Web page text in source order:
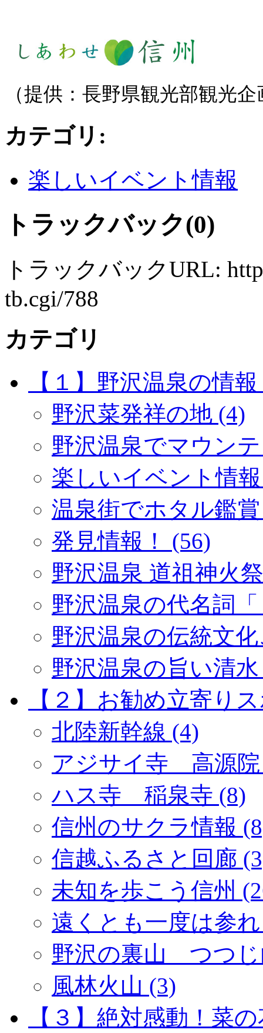
（提供：長野県観光部観光
カテゴリ :
楽しいイベント情報
トラックバック(0)
トラックバックURL:
tb.cgi/788
カテゴリ
【１】野沢温泉の情
野沢菜発祥の地 (4)
野沢温泉でマウン
楽しいイベント情
温泉街でホタル鑑
発見情報！ (56)
野沢温泉 道祖神火
野沢温泉の代名詞
野沢温泉の伝統文
野沢温泉の旨い清水
【２】お勧め立寄り
北陸新幹線 (4)
アジサイ寺 高源院
ハス寺 稲泉寺 (8)
信州のサクラ情報
信越ふるさと回廊
未知を歩こう信州
遠くとも一度は参
野沢の裏山 つつじ
風林火山 (3)
【３】絶対感動！菜